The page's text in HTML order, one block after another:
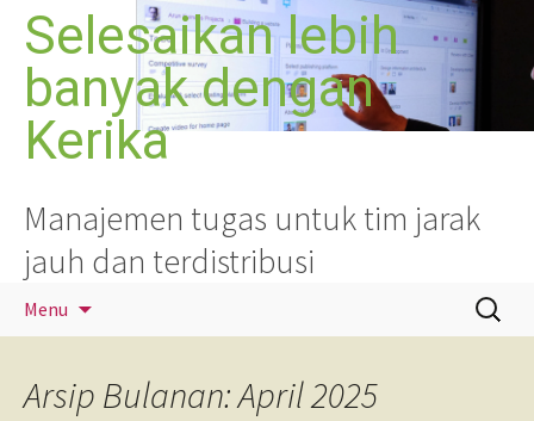
Langsung
Selesaikan lebih
banyak dengan
Kerika
Manajemen tugas untuk tim jarak
jauh dan terdistribusi
Menu
Cari
untuk:
Arsip Bulanan: April 2025